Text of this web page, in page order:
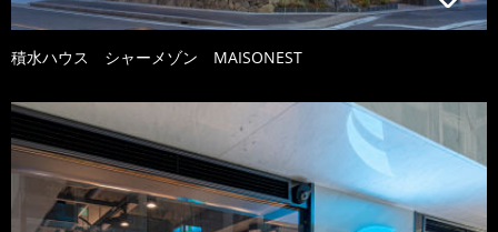
積水ハウス シャーメゾン MAISONEST